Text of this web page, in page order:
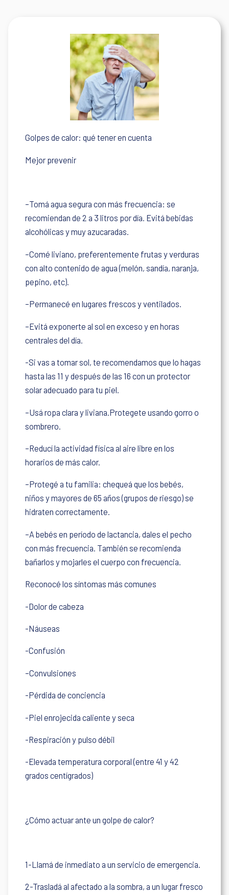
Golpes de calor: qué tener en cuenta
Mejor prevenir
–Tomá agua segura con más frecuencia: se
recomiendan de 2 a 3 litros por día. Evitá bebidas
alcohólicas y muy azucaradas.
–Comé liviano, preferentemente frutas y verduras
con alto contenido de agua (melón, sandía, naranja,
pepino, etc).
–Permanecé en lugares frescos y ventilados.
–Evitá exponerte al sol en exceso y en horas
centrales del día.
-Si vas a tomar sol, te recomendamos que lo hagas
hasta las 11 y después de las 16 con un protector
solar adecuado para tu piel.
–Usá ropa clara y liviana.Protegete usando gorro o
sombrero.
–Reducí la actividad física al aire libre en los
horarios de más calor.
–Protegé a tu familia: chequeá que los bebés,
niños y mayores de 65 años (grupos de riesgo) se
hidraten correctamente.
–A bebés en período de lactancia, dales el pecho
con más frecuencia. También se recomienda
bañarlos y mojarles el cuerpo con frecuencia.
Reconocé los síntomas más comunes
-Dolor de cabeza
-Náuseas
-Confusión
–Convulsiones
-Pérdida de conciencia
-Piel enrojecida caliente y seca
-Respiración y pulso débil
-Elevada temperatura corporal (entre 41 y 42
grados centígrados)
¿Cómo actuar ante un golpe de calor?
1-Llamá de inmediato a un servicio de emergencia.
2-Trasladá al afectado a la sombra, a un lugar fresco